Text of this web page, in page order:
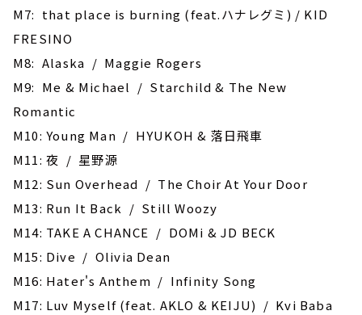
M7: ‎that place is burning (feat.ハナレグミ) / KID
FRESINO
M8: Alaska / Maggie Rogers
M9: Me & Michael / Starchild & The New
Romantic
M10: Young Man / HYUKOH & 落日飛車
M11: 夜 / 星野源
M12: Sun Overhead / The Choir At Your Door
M13: Run It Back / Still Woozy
M14: TAKE A CHANCE / DOMi & JD BECK
M15: Dive / Olivia Dean
M16: Hater's Anthem / Infinity Song
M17: Luv Myself (feat. AKLO & KEIJU) / Kvi Baba